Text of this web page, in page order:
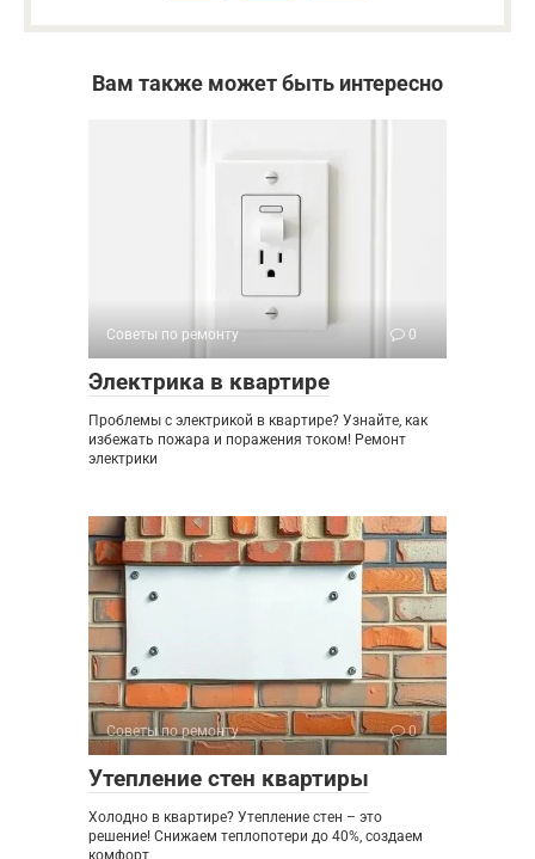
Вам также может быть интересно
Советы по ремонту 0
Электрика в квартире
Проблемы с электрикой в квартире? Узнайте, как
избежать пожара и поражения током! Ремонт
электрики
Советы по ремонту 0
Утепление стен квартиры
Холодно в квартире? Утепление стен – это
решение! Снижаем теплопотери до 40%, создаем
комфорт